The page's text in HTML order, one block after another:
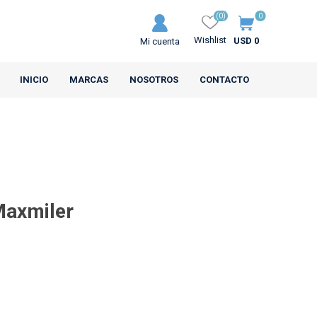
Mi cuenta Wishlist
(0) 0
USD 0
INICIO MARCAS NOSOTROS CONTACTO